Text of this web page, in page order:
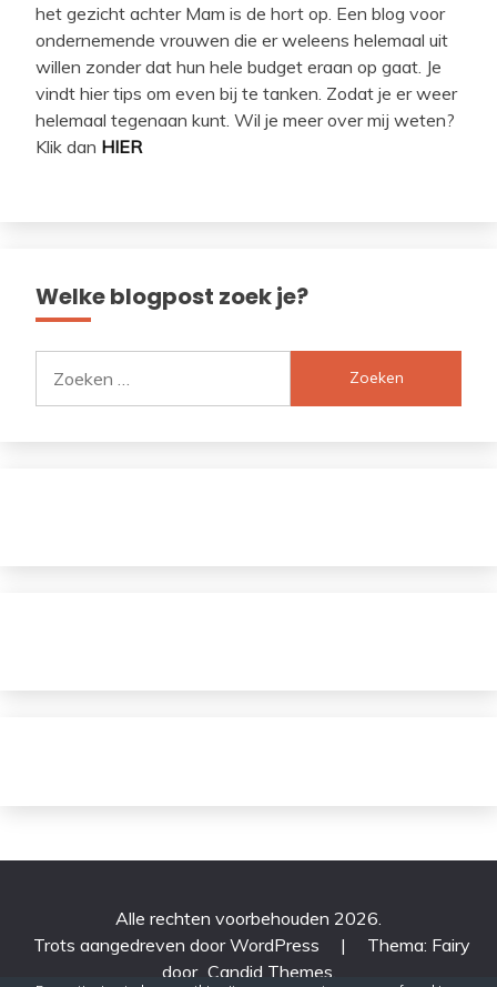
het gezicht achter Mam is de hort op. Een blog voor
ondernemende vrouwen die er weleens helemaal uit
willen zonder dat hun hele budget eraan op gaat. Je
vindt hier tips om even bij te tanken. Zodat je er weer
helemaal tegenaan kunt. Wil je meer over mij weten?
Klik dan HIER
Welke blogpost zoek je?
naar:
Alle rechten voorbehouden 2026.
Trots aangedreven door WordPress
|
Thema: Fairy
door Candid Themes